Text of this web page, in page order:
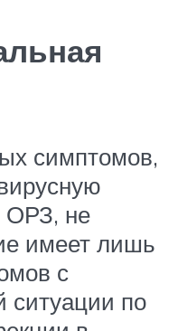
симптомов,
ОРЗ, не
имеет лишь
с
ситуации по